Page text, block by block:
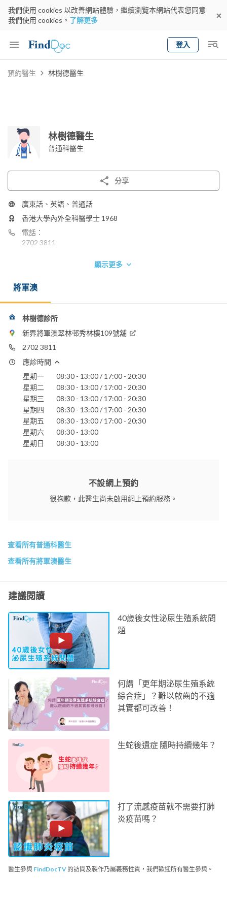
我們使用 cookies 以改善網站體驗，繼續瀏覽本網站代表您同意
我們使用 cookies。 了解更多
登入
Keyword
預約醫生 林樹德醫生
林樹德醫生
普通科醫生
分享
廣東話、英語、普通話
香港大學內外全科醫學士 1968
電話：
2702 3811
顯示更多
將軍澳
林樹德診所
新界將軍澳翠林邨秀林樓109號舖
2702 3811
應診時間
星期一
08:30 - 13:00 / 17:00 - 20:30
星期二
08:30 - 13:00 / 17:00 - 20:30
星期三
08:30 - 13:00 / 17:00 - 20:30
星期四
08:30 - 13:00 / 17:00 - 20:30
星期五
08:30 - 13:00 / 17:00 - 20:30
星期六
08:30 - 13:00
星期日
08:30 - 13:00
不設網上預約
很抱歉，此醫生尚未啟用網上預約服務。
查看所有普通科醫生
查看所有將軍澳醫生
建議閱讀
40歲後女性泌尿生殖系統問
題
何謂「更年期泌尿生殖系統
綜合症」？難以啟齒的不適
其實都可改善！
生蛇後遺症 隨時持續幾年？
打了流感疫苗就不需要打肺
炎疫苗嗎？
醫生參與 FindDocTV 的訪問及製作乃屬義務性質，我們歡迎所有醫生參與。